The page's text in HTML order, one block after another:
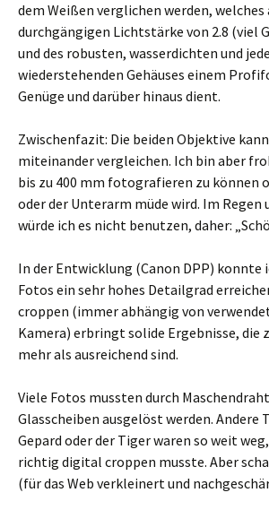
dem Weißen verglichen werden,
durchgängigen Lichtstärke von 2.8 (viel
und des robusten, wasserdichten und
wiederstehenden Gehäuses einem
Genüge und darüber hinaus dient.
Zwischenfazit: Die beiden Objektive
miteinander vergleichen. Ich bin aber
bis zu 400 mm fotografieren zu können
oder der Unterarm müde wird. Im Regen
würde ich es nicht benutzen, daher:
In der Entwicklung (Canon DPP) konnte
Fotos ein sehr hohes Detailgrad
croppen (immer abhängig von
Kamera) erbringt solide Ergebnisse, die
mehr als ausreichend sind.
Viele Fotos mussten durch
Glasscheiben ausgelöst werden. Andere
Gepard oder der Tiger waren so weit
richtig digital croppen musste. Aber
(für das Web verkleinert und